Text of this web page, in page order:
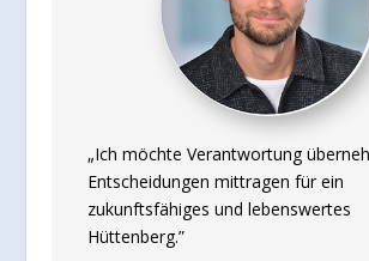
„Ich möchte Verantwortung
Entscheidungen mittragen für ein
zukunftsfähiges und lebenswertes
Hüttenberg.”